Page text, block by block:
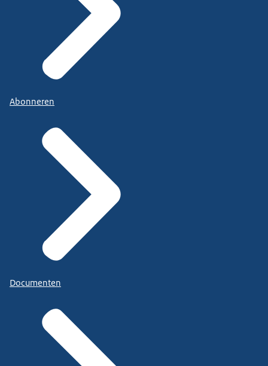
Abonneren
Documenten